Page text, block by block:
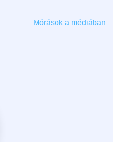
Mórások a médiában